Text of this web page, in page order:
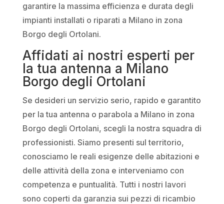
garantire la massima efficienza e durata degli
impianti installati o riparati a Milano in zona
Borgo degli Ortolani.
Affidati ai nostri esperti per
la tua antenna a Milano
Borgo degli Ortolani
Se desideri un servizio serio, rapido e garantito
per la tua antenna o parabola a Milano in zona
Borgo degli Ortolani, scegli la nostra squadra di
professionisti. Siamo presenti sul territorio,
conosciamo le reali esigenze delle abitazioni e
delle attività della zona e interveniamo con
competenza e puntualità. Tutti i nostri lavori
sono coperti da garanzia sui pezzi di ricambio